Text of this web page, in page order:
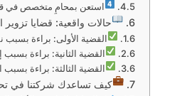
استعن بمحامٍ متخصص في
حالات واقعية: قضايا تزوير
القضية الأولى: براءة بسبب
القضية الثانية: براءة بسبب
القضية الثالثة: براءة
كيف تساعدك شركتنا في